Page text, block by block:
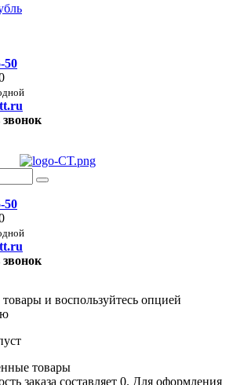
50
звонок
50
звонок
и воспользуйтесь опцией
товары
заказа составляет 0. Для оформления